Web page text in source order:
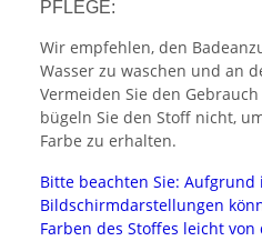
PFLEGE:
Wir empfehlen, den
Wasser zu waschen und an
Vermeiden Sie den
bügeln Sie den Stoff nicht,
Farbe zu erhalten.
Bitte beachten Sie:
Bildschirmdarstellungen
Farben des Stoffes leicht